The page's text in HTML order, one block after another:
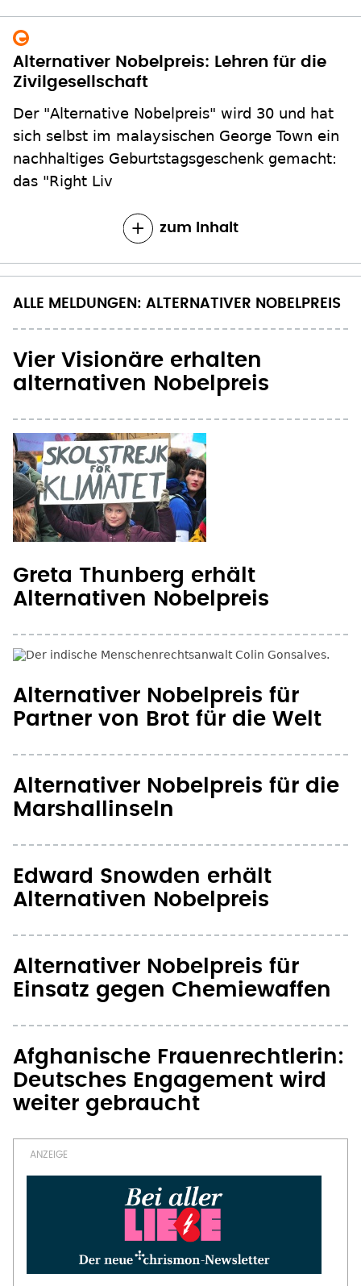
Alternativer Nobelpreis: Lehren für die
Zivilgesellschaft
Der "Alternative Nobelpreis" wird 30 und hat
sich selbst im malaysischen George Town ein
nachhaltiges Geburtstagsgeschenk gemacht:
das "Right Liv
zum Inhalt
ALLE MELDUNGEN: ALTERNATIVER NOBELPREIS
Vier Visionäre erhalten
alternativen Nobelpreis
Greta Thunberg erhält
Alternativen Nobelpreis
Alternativer Nobelpreis für
Partner von Brot für die Welt
Alternativer Nobelpreis für die
Marshallinseln
Edward Snowden erhält
Alternativen Nobelpreis
Alternativer Nobelpreis für
Einsatz gegen Chemiewaffen
Afghanische Frauenrechtlerin:
Deutsches Engagement wird
weiter gebraucht